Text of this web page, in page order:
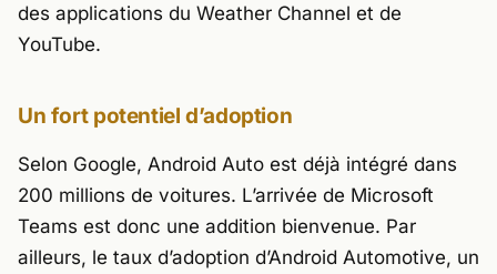
des applications du Weather Channel et de
YouTube.
Un fort potentiel d’adoption
Selon Google, Android Auto est déjà intégré dans
200 millions de voitures. L’arrivée de Microsoft
Teams est donc une addition bienvenue. Par
ailleurs, le taux d’adoption d’Android Automotive, un